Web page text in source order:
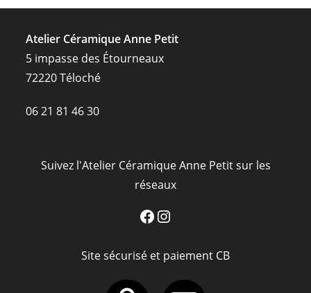
Atelier Céramique Anne Petit
5 impasse des Étourneaux
72220 Téloché
06 21 81 46 30
Suivez l'Atelier Céramique Anne Petit sur les
réseaux
FacebookInstagram
Site sécurisé et paiement CB